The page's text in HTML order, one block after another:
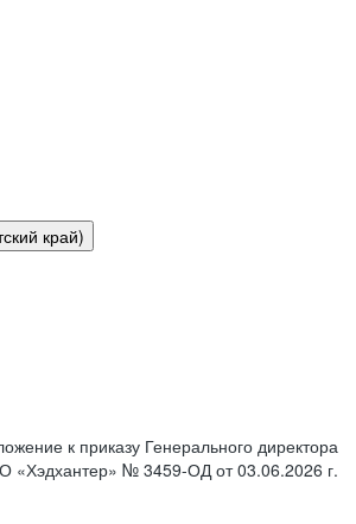
край)
к приказу Генерального директора
«Хэдхантер» № 3459-ОД от 03.06.2026 г.